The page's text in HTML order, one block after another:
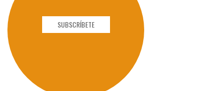
SUBSCRÍBETE